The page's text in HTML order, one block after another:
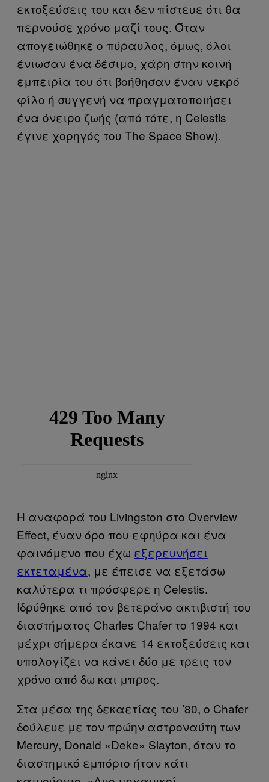
εκτοξεύσεις του και δεν πίστευε ότι θα
περνούσε χρόνο μαζί τους. Όταν
απογειώθηκε ο πύραυλος, όμως, όλοι
ένιωσαν ένα δέσιμο, χάρη στην κοινή
εμπειρία του ότι βοήθησαν έναν νεκρό
φίλο ή συγγενή να πραγματοποιήσει
ένα όνειρο ζωής (από τότε, η Celestis
έγινε χορηγός του The Space Show).
Η αναφορά του Livingston στο Overview
Effect, έναν όρο που εφηύρα και ένα
φαινόμενο που έχω εξερευνήσει
εκτεταμένα, με έπεισε να εξετάσω
καλύτερα τι πρόσφερε η Celestis.
Ιδρύθηκε από τον βετεράνο ακτιβιστή του
διαστήματος Charles Chafer το 1994 και
μέχρι σήμερα έκανε 14 εκτοξεύσεις και
υπολογίζει να κάνει δύο με τρεις τον
χρόνο από δω και μπρος.
Στα μέσα της δεκαετίας του ’80, ο Chafer
δούλευε με τον πρώην αστροναύτη των
Mercury, Donald «Deke» Slayton, όταν το
διαστημικό εμπόριο ήταν κάτι